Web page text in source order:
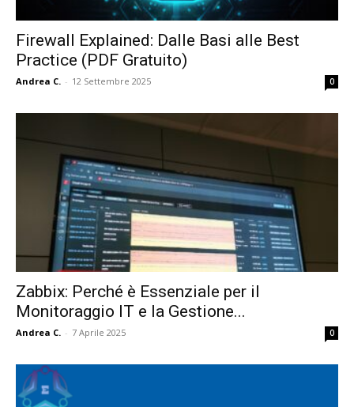
Firewall Explained: Dalle Basi alle Best
Practice (PDF Gratuito)
Andrea C. - 12 Settembre 2025 0
Zabbix: Perché è Essenziale per il
Monitoraggio IT e la Gestione...
Andrea C. - 7 Aprile 2025 0